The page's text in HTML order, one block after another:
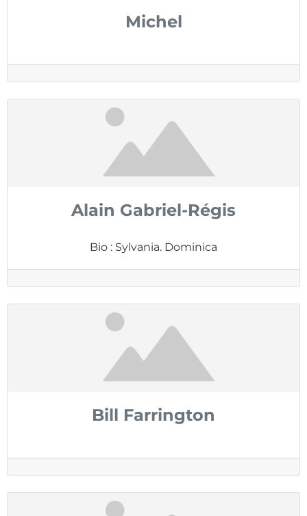
Michel
Alain Gabriel-Régis
Bio : Sylvania. Dominica
Bill Farrington